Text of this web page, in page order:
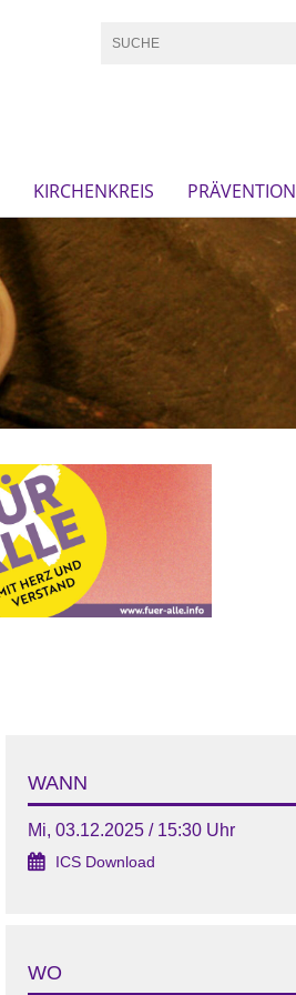
KIRCHENKREIS PRÄVENTION
WANN
Mi, 03.12.2025 / 15:30 Uhr
ICS Download
WO